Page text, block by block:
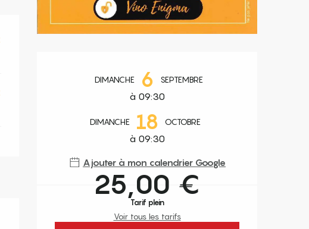
Ouverture et coordonnées
DIMANCHE 6 SEPTEMBRE
à 09:30
DIMANCHE 18 OCTOBRE
à 09:30
Ajouter à mon calendrier Google
25,00 €
Tarif plein
Voir tous les tarifs